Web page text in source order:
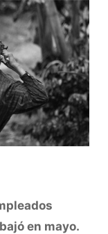
en mayo.